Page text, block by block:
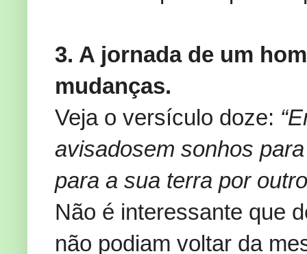
3. A jornada de um
mudanças.
Veja o versículo doze:
avisados ​​em sonhos
para a sua terra por
Não é interessante que
não podiam voltar da